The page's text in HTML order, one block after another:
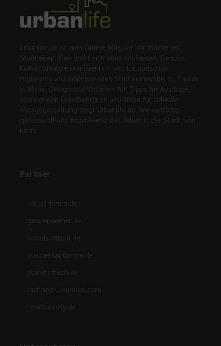
urbanlife.de ist dein Online-Magazin für modernes
Stadtleben. Hier dreht sich alles um Reisen, Genuss,
Kultur, Lifestyle und Events – von kulinarischen
Highlights und inspirierenden Städtereisen bis zu Trends
in Mode, Design und Wohnen. Mit Tipps für Ausflüge,
spannenden Eventberichten und Ideen für stilvolle
Alltagsgestaltung zeigt Urbanlife.de, wie vielfältig,
genussvoll und inspirierend das Leben in der Stadt sein
kann.
Partner
netzathleten.de
gesuendernet.de
worldsoffood.de
businessandmore.de
planetoftech.de
fast-and-luxurious.com
newfoodcity.de